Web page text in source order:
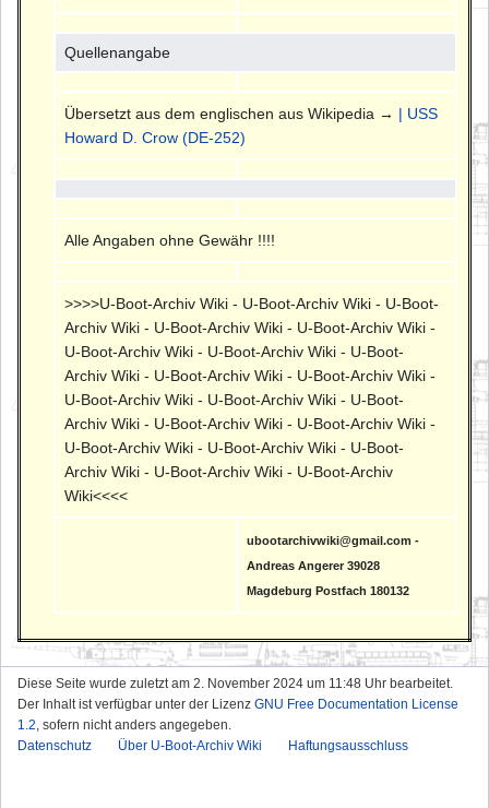
Quellenangabe
Übersetzt aus dem englischen aus Wikipedia → | USS
Howard D. Crow (DE-252)
Alle Angaben ohne Gewähr !!!!
>>>>U-Boot-Archiv Wiki - U-Boot-Archiv Wiki - U-Boot-
Archiv Wiki - U-Boot-Archiv Wiki - U-Boot-Archiv Wiki -
U-Boot-Archiv Wiki - U-Boot-Archiv Wiki - U-Boot-
Archiv Wiki - U-Boot-Archiv Wiki - U-Boot-Archiv Wiki -
U-Boot-Archiv Wiki - U-Boot-Archiv Wiki - U-Boot-
Archiv Wiki - U-Boot-Archiv Wiki - U-Boot-Archiv Wiki -
U-Boot-Archiv Wiki - U-Boot-Archiv Wiki - U-Boot-
Archiv Wiki - U-Boot-Archiv Wiki - U-Boot-Archiv
Wiki<<<<
ubootarchivwiki@gmail.com -
Andreas Angerer 39028
Magdeburg Postfach 180132
Diese Seite wurde zuletzt am 2. November 2024 um 11:48 Uhr bearbeitet.
Der Inhalt ist verfügbar unter der Lizenz GNU Free Documentation License
1.2, sofern nicht anders angegeben.
Datenschutz
Über U-Boot-Archiv Wiki Haftungsausschluss